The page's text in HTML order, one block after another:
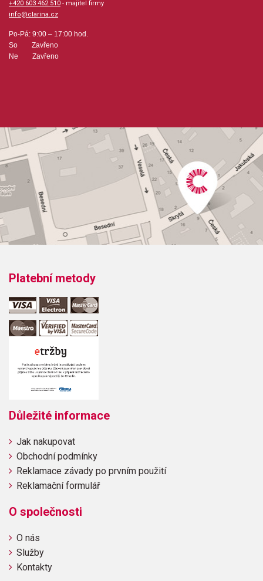
+420 603 462 510 - majitel firmy
info@clarina.cz
Po-Pá: 9:00 – 17:00 hod.
So Zavřeno
Ne Zavřeno
Platební metody
Důležité informace
Jak nakupovat
Obchodní podmínky
Reklamace závady po prvním použití
Reklamační formulář
O společnosti
O nás
Služby
Kontakty